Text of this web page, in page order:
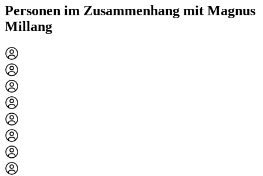
Personen im Zusammenhang mit Magnus
Millang